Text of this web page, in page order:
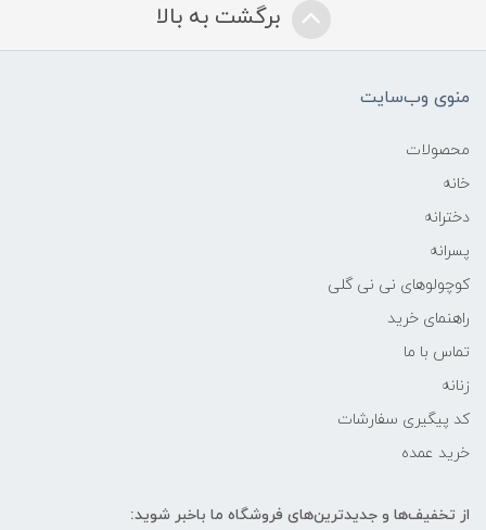
برگشت به بالا
منوی وب‌سایت
محصولات
خانه
دخترانه
پسرانه
کوچولوهای نی نی گلی
راهنمای خرید
تماس با ما
زنانه
کد پیگیری سفارشات
خرید عمده
از تخفیف‌ها و جدیدترین‌های فروشگاه ما باخبر شوید: